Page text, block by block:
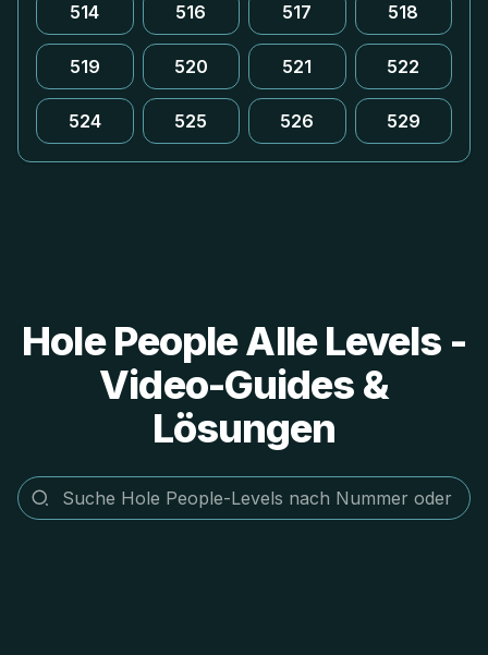
514 516 517 518
519 520 521 522
524 525 526 529
Hole People Alle Levels -
Video-Guides &
Lösungen